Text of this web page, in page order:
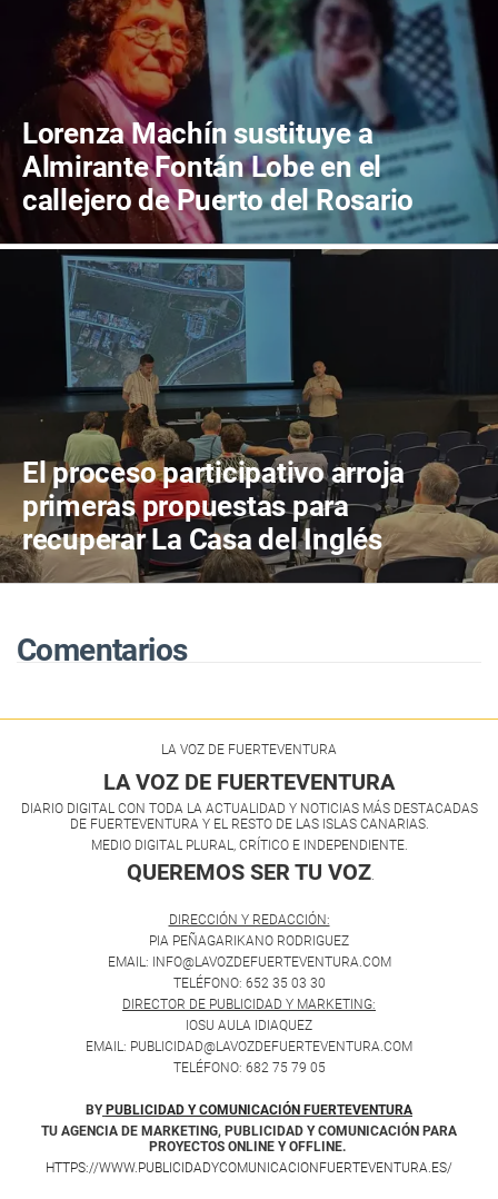
Lorenza Machín sustituye a
Almirante Fontán Lobe en el
callejero de Puerto del Rosario
El proceso participativo arroja
primeras propuestas para
recuperar La Casa del Inglés
Comentarios
LA VOZ DE FUERTEVENTURA
LA VOZ DE FUERTEVENTURA
DIARIO DIGITAL CON TODA LA ACTUALIDAD Y NOTICIAS MÁS DESTACADAS
DE FUERTEVENTURA Y EL RESTO DE LAS ISLAS CANARIAS.
MEDIO DIGITAL PLURAL, CRÍTICO E INDEPENDIENTE.
QUEREMOS SER TU VOZ
DIRECCIÓN Y REDACCIÓN:
PIA PEÑAGARIKANO RODRIGUEZ
EMAIL: INFO@LAVOZDEFUERTEVENTURA.COM
TELÉFONO: 652 35 03 30
DIRECTOR DE PUBLICIDAD Y MARKETING:
IOSU AULA IDIAQUEZ
EMAIL: PUBLICIDAD@LAVOZDEFUERTEVENTURA.COM
TELÉFONO: 682 75 79 05
BY PUBLICIDAD Y COMUNICACIÓN FUERTEVENTURA
TU AGENCIA DE MARKETING, PUBLICIDAD Y COMUNICACIÓN PARA
PROYECTOS ONLINE Y OFFLINE.
HTTPS://WWW.PUBLICIDADYCOMUNICACIONFUERTEVENTURA.ES/